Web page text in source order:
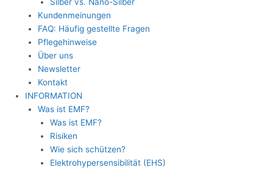
Kundenmeinungen
FAQ: Häufig gestellte Fragen
Pflegehinweise
Über uns
Newsletter
Kontakt
INFORMATION
Was ist EMF?
Was ist EMF?
Risiken
Wie sich schützen?
Elektrohypersensibilität (EHS)